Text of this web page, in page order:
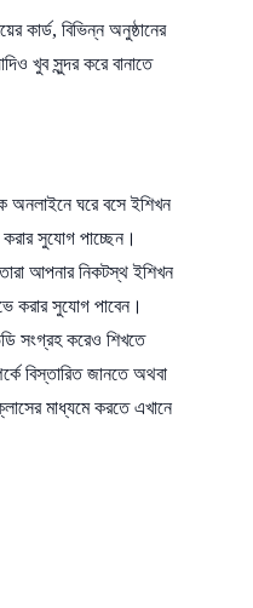
কার্ড, বিভিন্ন অনুষ্ঠানের
খুব সুন্দর করে বানাতে
অনলাইনে ঘরে বসে ইশিখন
সুযোগ পাচ্ছেন।
তারা আপনার নিকটস্থ ইশিখন
করার সুযোগ পাবেন।
সংগ্রহ করেও শিখতে
বিস্তারিত জানতে অথবা
মাধ্যমে করতে এখানে